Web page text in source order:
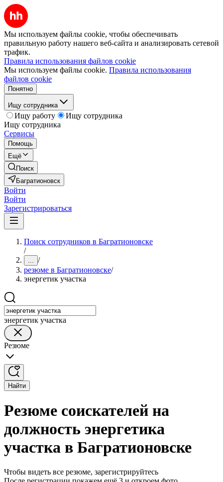
Мы используем файлы cookie, чтобы обеспечивать
правильную работу нашего веб-сайта и анализировать сетевой
трафик.
Правила использования файлов cookie
Мы используем файлы cookie. Правила использования
файлов cookie
Понятно
Ищу сотрудника
Ищу работу
Ищу сотрудника
Ищу сотрудника
Сервисы
Помощь
Ещё
Поиск
Багратионовск
Войти
Войти
Зарегистрироваться
Поиск сотрудников в Багратионовске
/
... /
резюме в Багратионовске/
энергетик участка
энергетик участка
Резюме
Найти
Резюме соискателей на
должность энергетика
участка в Багратионовске
Чтобы видеть все резюме, зарегистрируйтесь